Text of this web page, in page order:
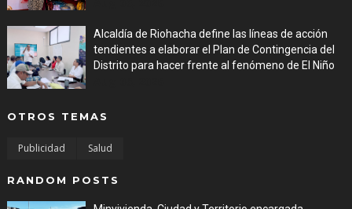
Alcaldía de Riohacha define las líneas de acción
tendientes a elaborar el Plan de Contingencia del
Distrito para hacer frente al fenómeno de El Niño
OTROS TEMAS
Publicidad Salud
RANDOM POSTS